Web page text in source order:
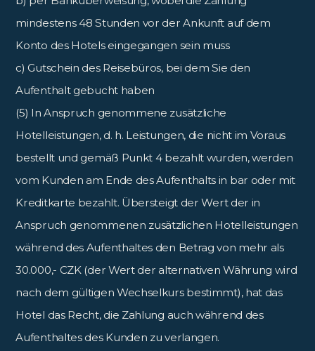
mindestens 48 Stunden vor der Ankunft auf dem
Konto des Hotels eingegangen sein muss
c) Gutschein des Reisebüros, bei dem Sie den
Aufenthalt gebucht haben
(5) In Anspruch genommene zusätzliche
Hotelleistungen, d. h. Leistungen, die nicht im Voraus
bestellt und gemäß Punkt 4 bezahlt wurden, werden
vom Kunden am Ende des Aufenthalts in bar oder mit
Kreditkarte bezahlt. Übersteigt der Wert der in
Anspruch genommenen zusätzlichen Hotelleistungen
während des Aufenthaltes den Betrag von mehr als
30.000,- CZK (der Wert der alternativen Währung wird
nach dem gültigen Wechselkurs bestimmt), hat das
Hotel das Recht, die Zahlung auch während des
Aufenthaltes des Kunden zu verlangen.